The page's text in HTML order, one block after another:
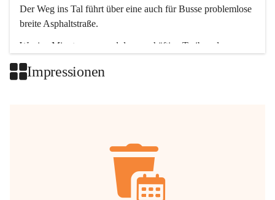
Der Weg ins Tal führt über eine auch für Busse problemlose
breite Asphaltstraße.
Wenige Minuten nur, und das geschäftige Treiben der
Impressionen